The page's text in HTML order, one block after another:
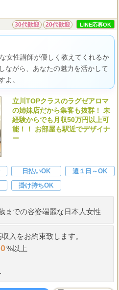
30代歓迎 20代歓迎 LINE応募OK
女性講師が優しく教えてくれるか
ながら、あなたの魅力を活かして
よ。
立川TOPクラスのラグゼアロマ
の姉妹店だから集客も抜群！ 未
経験からでも月収50万円以上可
能！！ お部屋も駅近でデザイナ
ー
日払いOK
週１日～OK
掛け持ちOK
までの容姿端麗な日本人女性
入をお約束致します。
%以上
円